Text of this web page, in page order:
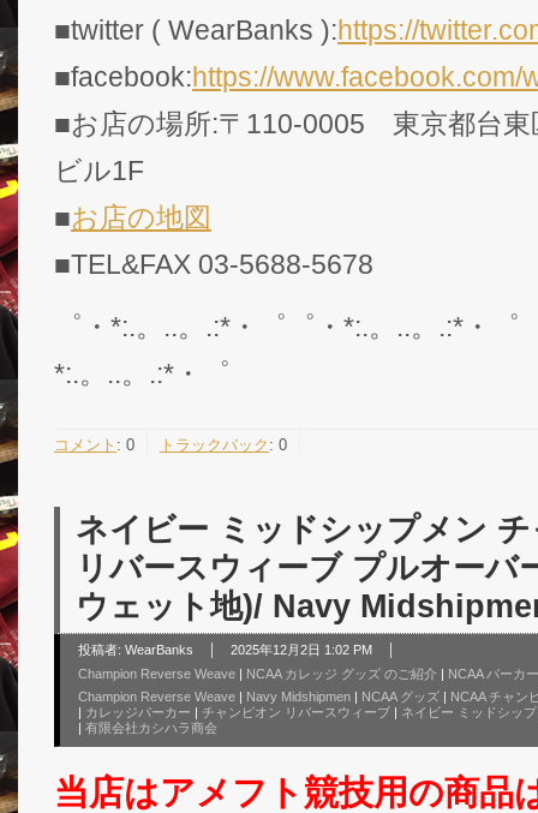
■twitter ( WearBanks ):https://
■facebook:https://www.facebook.com/
■お店の場所:〒110-0005 東京都台
ビル1F
■お店の地図
■TEL&FAX 03-5688-5678
゜・*:.。..。.:*・゜゜・*:.。..。.:*・
*:.。..。.:*・゜
コメント : 0 トラックバック : 0
ネイビー ミッドシップメン
リバースウィーブ プルオーバ
ウェット地)/ Navy
投稿者: WearBanks
2025年12月2日 1:02 PM
Champion Reverse Weave | NCAA カレッジ グッズ のご紹介 | NCAA パーカー
Champion Reverse Weave
Navy Midshipmen NCAA グッズ
NCAA チャン
カレッジパーカー チャンピオン リバースウィーブ
ネイビー ミッドシッ
有限会社カシハラ商会
当店はアメフト競技用の商品